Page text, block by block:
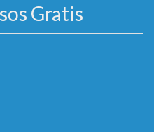
Gratis